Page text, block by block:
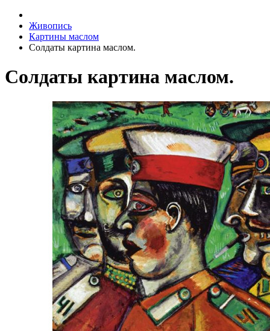
Живопись
Картины маслом
Солдаты картина маслом.
Солдаты картина маслом.